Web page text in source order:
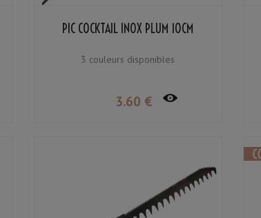
PIC COCKTAIL INOX PLUM 10CM
3 couleurs disponibles
3.60 €